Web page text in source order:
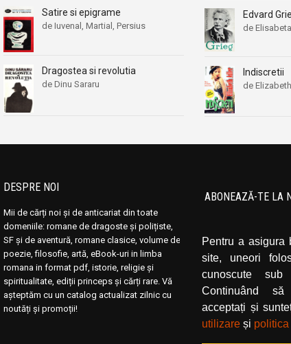
Pentru a asigura
site, uneori
cunoscute
Continuând
acceptați și
utilizare și
Satire si epigrame
de Iuvenal, Martial, Persius
Dragostea si revolutia
de Dinu Sararu
Edvard
de
Indiscretii
de
DESPRE NOI
Mii de cărți noi și de anticariat din toate
domeniile: romane de dragoste și polițiste,
SF și de aventură, romane clasice, volume de
poezie, filosofie, artă, eBook-uri in limba
romana in format pdf, istorie, religie și
spiritualitate, ediții princeps și cărți rare. Vă
așteptăm cu un catalog actualizat zilnic cu
noutăți și promoții!
ABONEAZĂ-TE LA
pe butonul de abonare.